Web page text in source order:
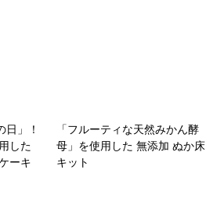
」！
した
ーキ
「フルーティな天然みかん酵
母」を使用した 無添加 ぬか床
キット